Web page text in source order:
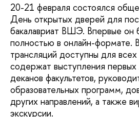
20-21 февраля состоялся
День открытых дверей для
бакалавриат ВШЭ. Впервые он
полностью в онлайн-формате.
трансляций доступны для
содержат выступления первых
деканов факультетов,
образовательных программ,
других направлений, а также
экскурсии.